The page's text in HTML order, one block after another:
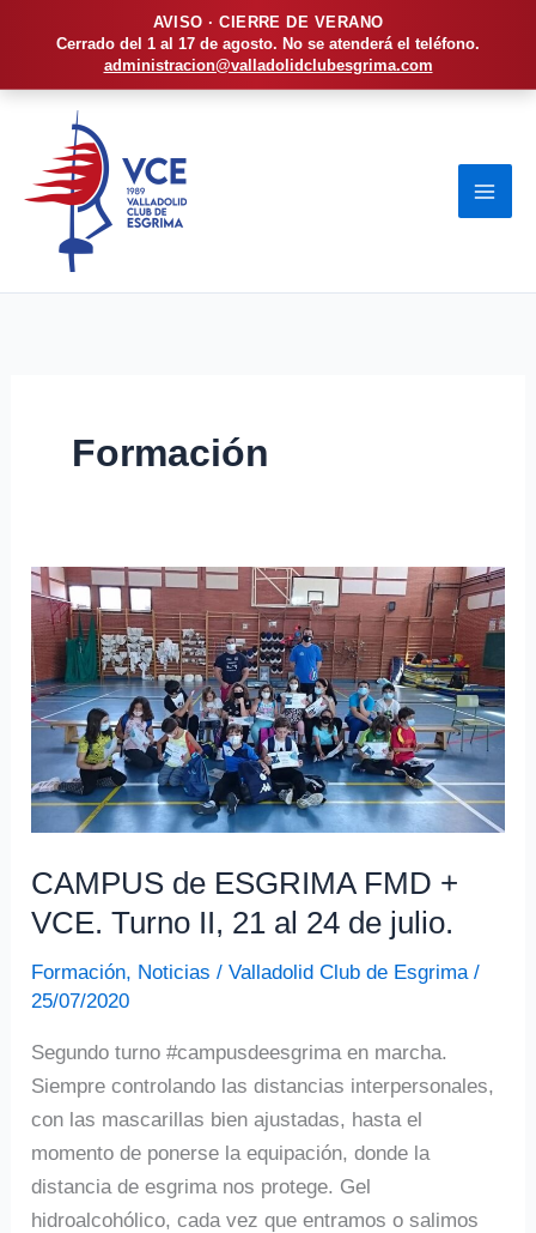
AVISO · CIERRE DE VERANO
Cerrado del 1 al 17 de agosto. No se atenderá el teléfono.
administracion@valladolidclubesgrima.com
contenido
Formación
CAMPUS de ESGRIMA FMD +
VCE. Turno II, 21 al 24 de julio.
Formación, Noticias /Valladolid Club de Esgrima/
25/07/2020
Segundo turno #campusdeesgrima en marcha.
Siempre controlando las distancias interpersonales,
con las mascarillas bien ajustadas, hasta el
momento de ponerse la equipación, donde la
distancia de esgrima nos protege. Gel
hidroalcohólico, cada vez que entramos o salimos